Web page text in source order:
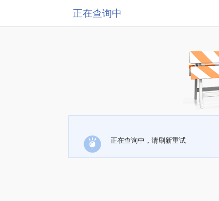
正在查询中
正在查询中，请刷新重试